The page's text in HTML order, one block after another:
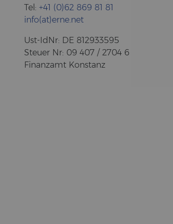
Tel: +41 (0)62 869 81 81
info(at)erne.net
Ust-​IdNr: DE 812933595
Steu­er Nr: 09 407 / 2704 6
Fi­nanz­amt Kon­stanz